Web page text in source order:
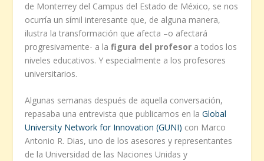
de Monterrey del Campus del Estado de México, se nos
ocurría un símil interesante que, de alguna manera,
ilustra la transformación que afecta –o afectará
progresivamente- a lafigura del profesor a todos los
niveles educativos. Y especialmente a los profesores
universitarios.
Algunas semanas después de aquella conversación,
repasaba una entrevista que publicamos en laGlobal
University Network for Innovation (GUNI) con Marco
Antonio R. Dias, uno de los asesores y representantes
de la Universidad de las Naciones Unidas y